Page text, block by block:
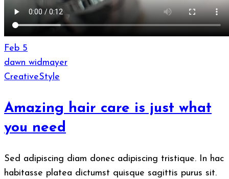
Feb 5
dawn widmayer
CreativeStyle
Amazing hair care is just what
you need
Sed adipiscing diam donec adipiscing tristique. In hac
habitasse platea dictumst quisque sagittis purus sit.